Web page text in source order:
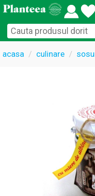
acasa culinare